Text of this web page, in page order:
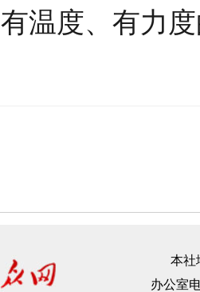
有温度、有力
本社
办公室